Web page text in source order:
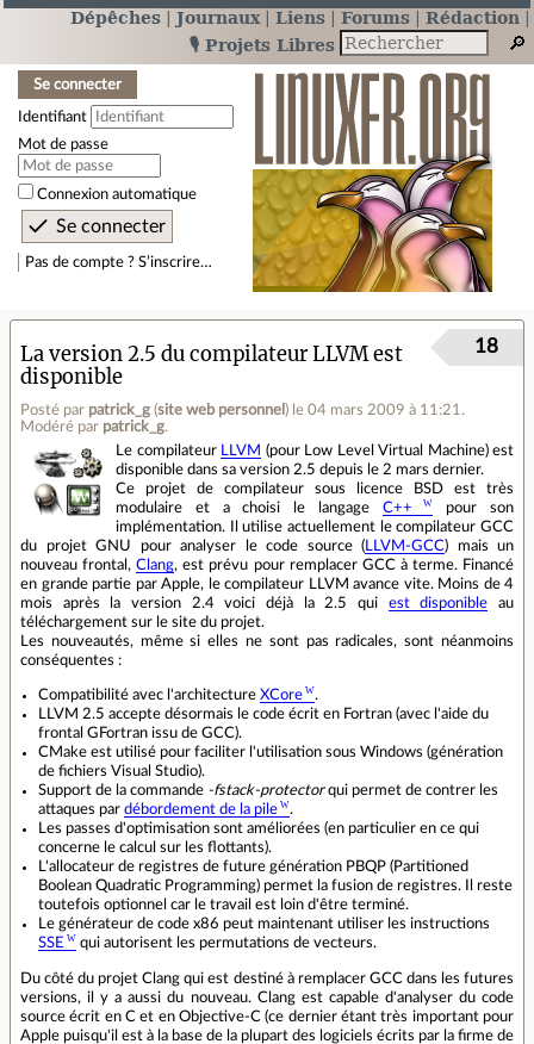
Dépêches Journaux Liens Forums
Rédaction
🎙️ Projets Libres
Se connecter
Identifiant
Mot de passe
Connexion automatique
Pas de compte ? S’inscrire…
La version 2.5 du compilateur LLVM est
disponible
Posté par patrick_g (site web personnel ) le 04 mars 2009 à 11:21 .
Modéré par patrick_g.
18
Le compilateur LLVM (pour Low Level Virtual Machine) est
disponible dans sa version 2.5 depuis le 2 mars dernier.
Ce projet de compilateur sous licence BSD est très
modulaire et a choisi le langage C++
pour son
implémentation. Il utilise actuellement le compilateur GCC
du projet GNU pour analyser le code source ( LLVM-GCC) mais un
nouveau frontal,Clang, est prévu pour remplacer GCC à terme. Financé
en grande partie par Apple, le compilateur LLVM avance vite. Moins de 4
mois après la version 2.4 voici déjà la 2.5 qui est disponible au
téléchargement sur le site du projet.
Les nouveautés, même si elles ne sont pas radicales, sont néanmoins
conséquentes :
Compatibilité avec l'architecture XCore
.
LLVM 2.5 accepte désormais le code écrit en Fortran (avec l'aide du
frontal GFortran issu de GCC).
CMake est utilisé pour faciliter l'utilisation sous Windows (génération
de fichiers Visual Studio).
Support de la commande -fstack-protectorqui permet de contrer les
attaques par débordement de la pile
.
Les passes d'optimisation sont améliorées (en particulier en ce qui
concerne le calcul sur les flottants).
L'allocateur de registres de future génération PBQP (Partitioned
Boolean Quadratic Programming) permet la fusion de registres. Il reste
toutefois optionnel car le travail est loin d'être terminé.
Le générateur de code x86 peut maintenant utiliser les instructions
SSE
qui autorisent les permutations de vecteurs.
Du côté du projet Clang qui est destiné à remplacer GCC dans les futures
versions, il y a aussi du nouveau. Clang est capable d'analyser du code
source écrit en C et en Objective-C (ce dernier étant très important pour
Apple puisqu'il est à la base de la plupart des logiciels écrits par la firme de